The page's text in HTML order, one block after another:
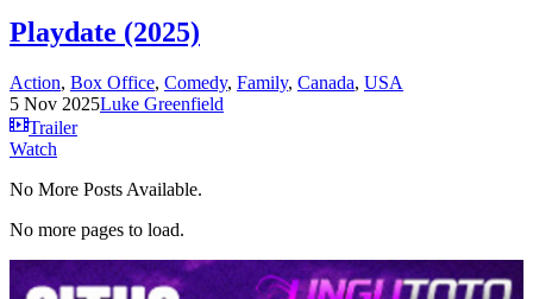
Playdate (2025)
Action, Box Office, Comedy, Family, Canada, USA
5 Nov 2025Luke Greenfield
Trailer
Watch
No More Posts Available.
No more pages to load.